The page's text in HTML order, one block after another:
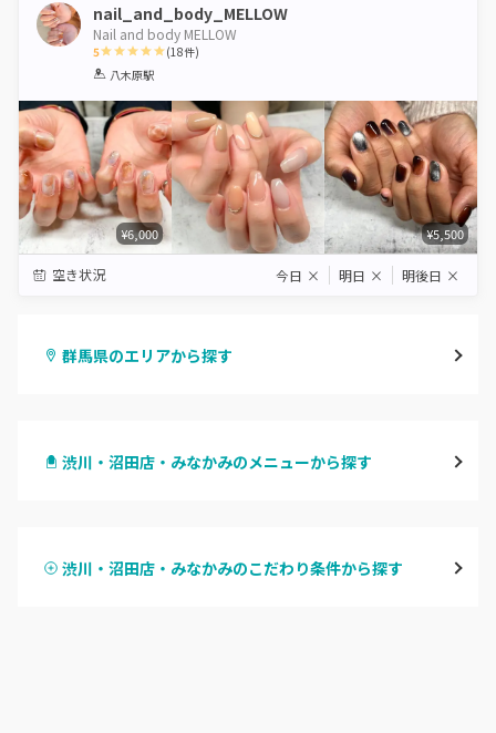
nail_and_body_MELLOW
Nail and body MELLOW
5
1 2 3 4 5
(18件)
八木原駅
¥6,000 ¥5,500
空き状況 今日 × 明日 × 明後日 ×
群馬県のエリアから探す
前橋
渋川・沼田店・みなかみのメニューから探す
ハンドスカルプ
渋川・沼田店・みなかみのこだわり条件から探す